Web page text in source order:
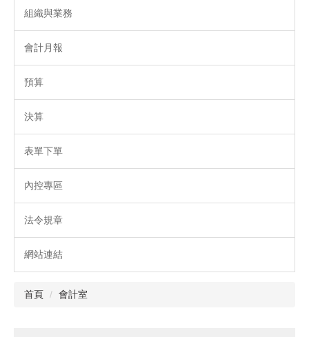
組織與業務
會計月報
預算
決算
表單下單
內控專區
法令規章
網站連結
首頁 會計室